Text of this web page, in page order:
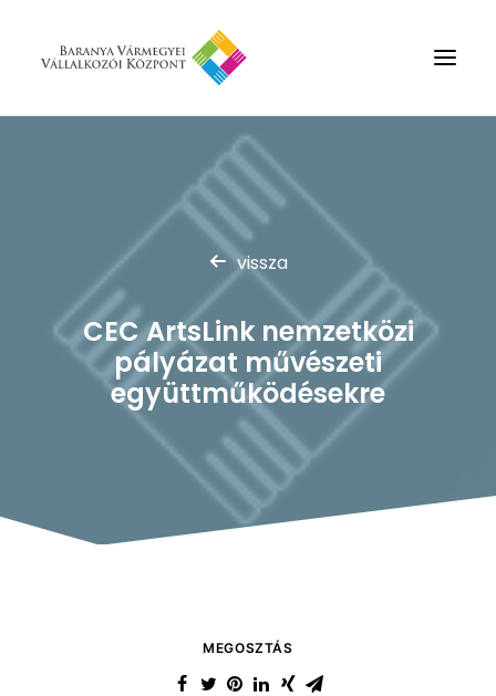
Rólunk
Szolgáltatások
Hírek
Partnerek
Kapcsolat
Keresés
vissza
CEC ArtsLink nemzetközi
pályázat művészeti
együttműködésekre
MEGOSZTÁS